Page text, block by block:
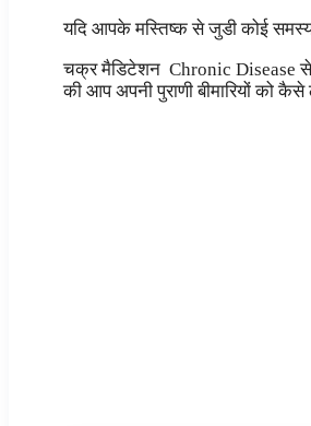
यदि आपके मस्तिष्क से जुडी कोई
चक्र मैडिटेशन Chronic Disease से
की आप अपनी पुराणी बीमारियों को